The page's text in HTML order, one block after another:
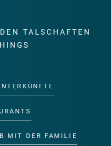
TALSCHAFTEN
MIT DER FAMILIE